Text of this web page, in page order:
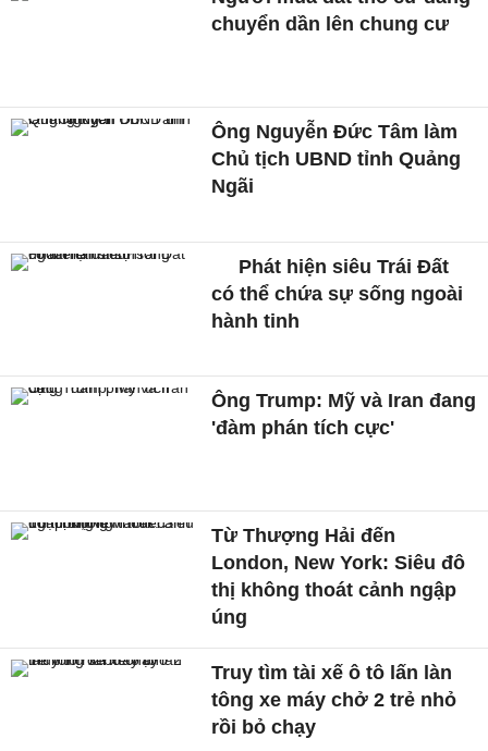
chuyển dần lên chung cư
Ông Nguyễn Đức Tâm làm
Chủ tịch UBND tỉnh Quảng
Ngãi
Phát hiện siêu Trái Đất
có thể chứa sự sống ngoài
hành tinh
Ông Trump: Mỹ và Iran đang
'đàm phán tích cực'
Từ Thượng Hải đến
London, New York: Siêu đô
thị không thoát cảnh ngập
úng
Truy tìm tài xế ô tô lấn làn
tông xe máy chở 2 trẻ nhỏ
rồi bỏ chạy